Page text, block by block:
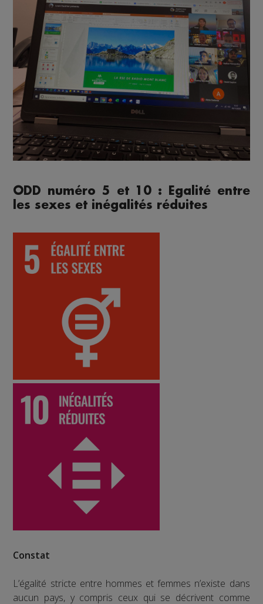
ODD numéro 5 et 10 : Egalité entre
les sexes et inégalités réduites
Constat
L’égalité stricte entre hommes et femmes n’existe dans
aucun pays, y compris ceux qui se décrivent comme